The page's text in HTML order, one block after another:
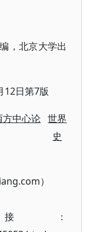
，北京大学出
12日第7版
方中心论 世界
史
）
：